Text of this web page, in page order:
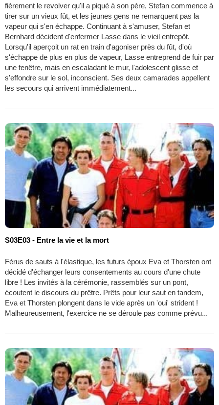
fièrement le revolver qu'il a piqué à son père, Stefan commence à
tirer sur un vieux fût, et les jeunes gens ne remarquent pas la
vapeur qui s'en échappe. Continuant à s'amuser, Stefan et
Bernhard décident d'enfermer Lasse dans le vieil entrepôt.
Lorsqu'il aperçoit un rat en train d'agoniser près du fût, d'où
s'échappe de plus en plus de vapeur, Lasse entreprend de fuir par
une fenêtre, mais en escaladant le mur, l'adolescent glisse et
s'effondre sur le sol, inconscient. Ses deux camarades appellent
les secours qui arrivent immédiatement...
S03E03 - Entre la vie et la mort
Férus de sauts à l'élastique, les futurs époux Eva et Thorsten ont
décidé d'échanger leurs consentements au cours d'une chute
libre ! Les invités à la cérémonie, rassemblés sur un pont,
écoutent le discours du prêtre. Prêts pour leur saut en tandem,
Eva et Thorsten plongent dans le vide après un 'oui' strident !
Malheureusement, l'exercice ne se déroule pas comme prévu...